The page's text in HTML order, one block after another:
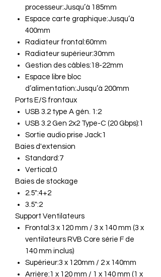
processeur:Jusqu’à 185mm
Espace carte graphique:Jusqu’à
400mm
Radiateur frontal:60mm
Radiateur supérieur:30mm
Gestion des câbles:18-22mm
Espace libre bloc
d’alimentation:Jusqu’à 200mm
Ports E/S frontaux
USB 3.2 type A gén. 1:2
USB 3.2 Gen 2x2 Type-C (20 Gbps):1
Sortie audio prise Jack:1
Baies d'extension
Standard:7
Vertical:0
Baies de stockage
2.5":4+2
3.5":2
Support Ventilateurs
Frontal:3 x 120 mm / 3 x 140 mm (3 x
ventilateurs RVB Core série F de
140 mm inclus)
Supérieur:3 x 120mm / 2 x 140mm
Arrière:1 x 120 mm / 1 x 140 mm (1 x